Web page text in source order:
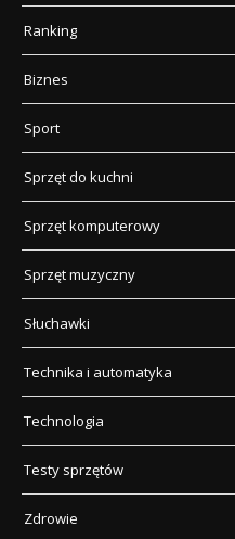
Ranking
Biznes
Sport
Sprzęt do kuchni
Sprzęt komputerowy
Sprzęt muzyczny
Słuchawki
Technika i automatyka
Technologia
Testy sprzętów
Zdrowie